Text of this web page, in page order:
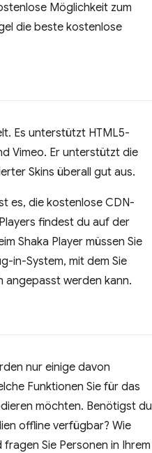
Möglichkeit zum
die beste kostenlose
Es unterstützt HTML5-
Vimeo. Er unterstützt die
Skins überall gut aus.
es, die kostenlose CDN-
findest du auf der
Shaka Player müssen Sie
in-System, mit dem Sie
angepasst werden kann.
nur einige davon
Funktionen Sie für das
möchten. Benötigst du
offline verfügbar? Wie
Sie Personen in Ihrem